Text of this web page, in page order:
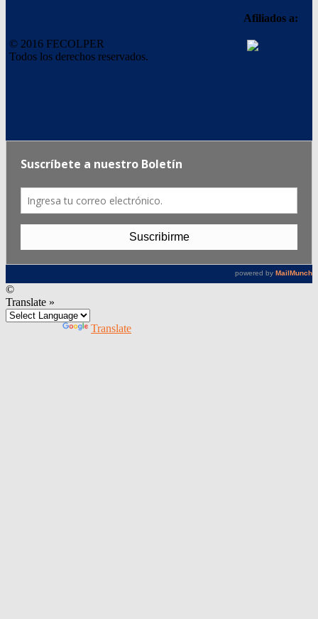
© 2016 FECOLPER
Todos los derechos reservados.
Afiliados a:
©
Translate »
Translate